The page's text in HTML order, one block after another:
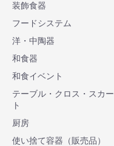
装飾食器
フードシステム
洋・中陶器
和食器
和食イベント
テーブル・クロス・スカー
ト
厨房
使い捨て容器（販売品）